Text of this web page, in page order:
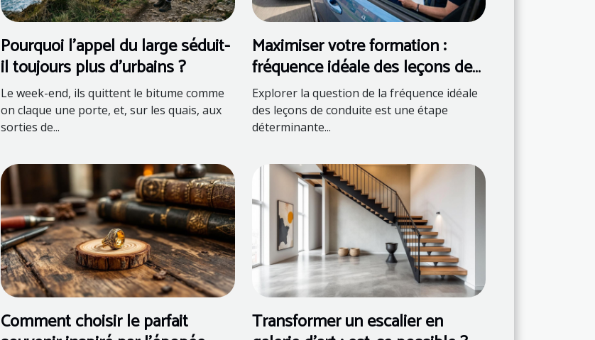
Pourquoi l’appel du large séduit-
il toujours plus d’urbains ?
Le week-end, ils quittent le bitume comme
on claque une porte, et, sur les quais, aux
sorties de...
Maximiser votre formation :
fréquence idéale des leçons de
conduite
Explorer la question de la fréquence idéale
des leçons de conduite est une étape
déterminante...
Comment choisir le parfait Transformer un escalier en